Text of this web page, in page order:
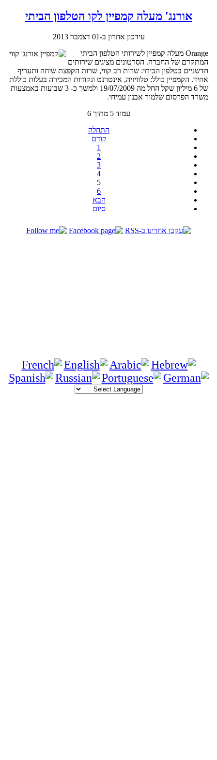
אורנג' מעלה קמפיין לקו הטלפון הביתי
עידכון אחרון ב-01 דצמבר 2013
Orange מעלה קמפיין לשירותי הטלפון הביתי
המתקדם של החברה. הסרטונים מציגים שירותים
חדשניים בטלפון הביתי: שרות רב קווי, שרות הקפצת שיחה ותעריף
אחיד. הקמפיין כולל: טלוויזיה, אינטרנט ונקודות המכירה בעלות כוללת
של 6 מיליון שקל החל מה 19/07/2009 ולמשך כ- 3 שבועות באמצעות
משרד הפרסום שלמור אבנון עמיחי.
עמוד 5 מתוך 6
התחלה
קודם
1
2
3
4
5
6
הבא
סיום